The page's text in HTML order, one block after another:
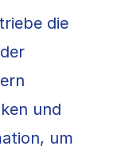
die
und
um